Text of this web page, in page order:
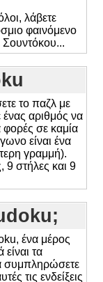
λάβετε
φαινόμενο
Σουντόκου...
το παζλ με
αριθμός να
φορές σε καμία
είναι ένα
γραμμή).
9 στήλες και 9
ένα μέρος
τα
συμπληρώσετε
τις ενδείξεις